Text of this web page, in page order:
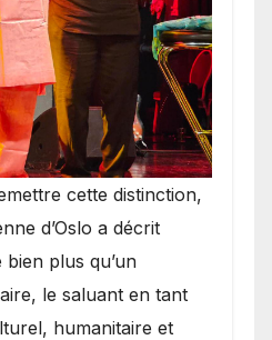
cette distinction,
d’Oslo a décrit
plus qu’un
le saluant en tant
humanitaire et